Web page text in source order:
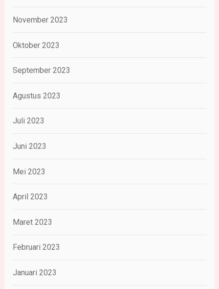
November 2023
Oktober 2023
September 2023
Agustus 2023
Juli 2023
Juni 2023
Mei 2023
April 2023
Maret 2023
Februari 2023
Januari 2023